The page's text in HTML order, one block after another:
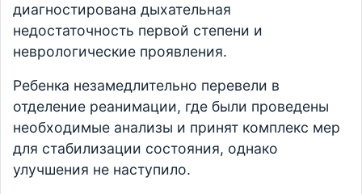
диагностирована дыхательная
недостаточность первой степени и
неврологические проявления.
Ребенка незамедлительно перевели в
отделение реанимации, где были проведены
необходимые анализы и принят комплекс мер
для стабилизации состояния, однако
улучшения не наступило.